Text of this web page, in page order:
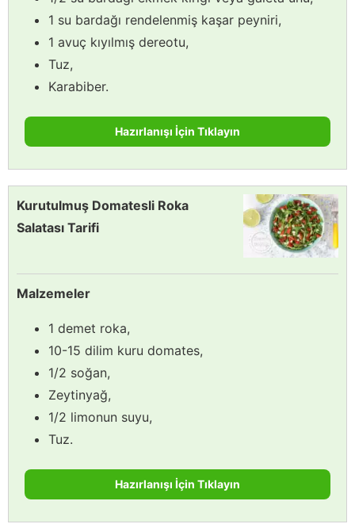
1 su bardağı rendelenmiş kaşar peyniri,
1 avuç kıyılmış dereotu,
Tuz,
Karabiber.
Hazırlanışı İçin Tıklayın
Kurutulmuş Domatesli Roka
Salatası Tarifi
Malzemeler
1 demet roka,
10-15 dilim kuru domates,
1/2 soğan,
Zeytinyağ,
1/2 limonun suyu,
Tuz.
Hazırlanışı İçin Tıklayın